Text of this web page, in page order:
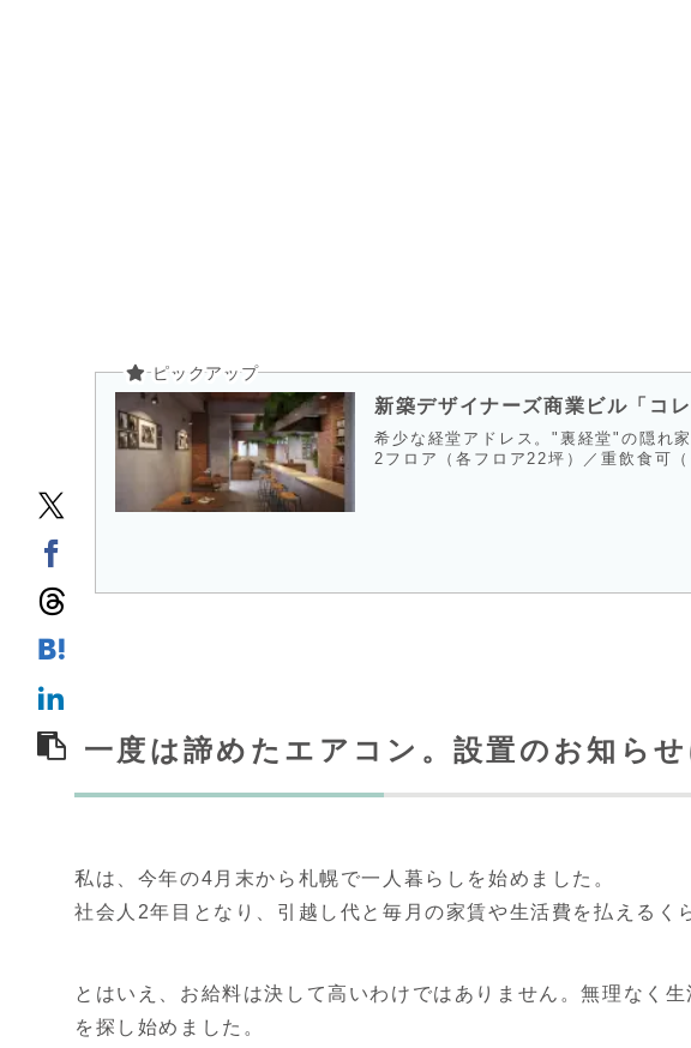
新築デザイナーズ商業ビル「コ
希少な経堂アドレス。"裏経堂"の隠れ
2フロア（各フロア22坪）／重飲食可
一度は諦めたエアコン。設置のお知らせ
私は、今年の4月末から札幌で一人暮らしを始めました。
社会人2年目となり、引越し代と毎月の家賃や生活費を払えるく
とはいえ、お給料は決して高いわけではありません。無理なく
を探し始めました。